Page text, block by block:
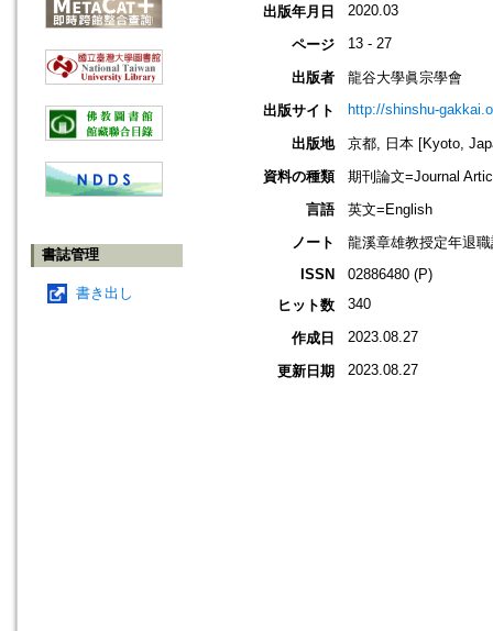
書誌管理
書き出し
出版年月日 2020.03
ページ 13 - 27
出版者
龍谷大學眞宗學會
出版サイト
http://shinshu-
出版地
京都, 日本 [Kyoto,
資料の種類
期刊論文=Journal
言語
英文=English
ノート
龍溪章雄教授定年退
ISSN
02886480 (P)
ヒット数
340
作成日 2023.08.27
更新日期 2023.08.27